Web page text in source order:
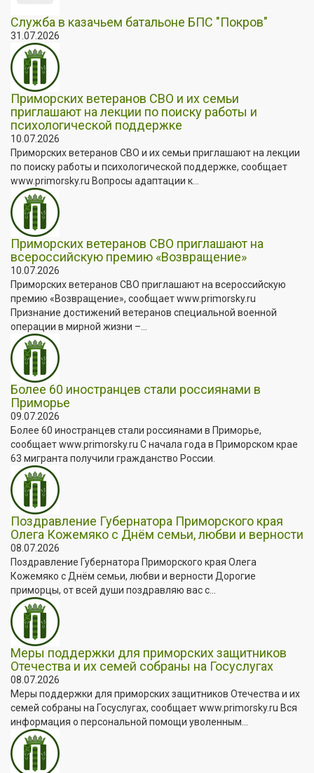
Служба в казачьем батальоне БПС "Покров"
31.07.2026
Приморских ветеранов СВО и их семьи
приглашают на лекции по поиску работы и
психологической поддержке
10.07.2026
Приморских ветеранов СВО и их семьи приглашают на лекции
по поиску работы и психологической поддержке, сообщает
www.primorsky.ru Вопросы адаптации к...
Приморских ветеранов СВО приглашают на
всероссийскую премию «Возвращение»
10.07.2026
Приморских ветеранов СВО приглашают на всероссийскую
премию «Возвращение», сообщает www.primorsky.ru
Признание достижений ветеранов специальной военной
операции в мирной жизни –...
Более 60 иностранцев стали россиянами в
Приморье
09.07.2026
Более 60 иностранцев стали россиянами в Приморье,
сообщает www.primorsky.ru С начала года в Приморском крае
63 мигранта получили гражданство России.
Поздравление Губернатора Приморского края
Олега Кожемяко с Днём семьи, любви и верности
08.07.2026
Поздравление Губернатора Приморского края Олега
Кожемяко с Днём семьи, любви и верности Дорогие
приморцы, от всей души поздравляю вас с...
Меры поддержки для приморских защитников
Отечества и их семей собраны на Госуслугах
08.07.2026
Меры поддержки для приморских защитников Отечества и их
семей собраны на Госуслугах, сообщает www.primorsky.ru Вся
информация о персональной помощи уволенным...